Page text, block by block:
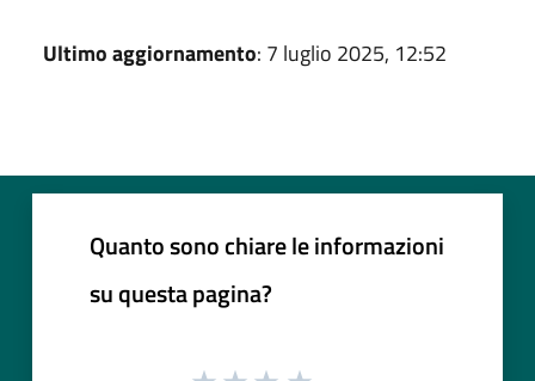
Ultimo aggiornamento: 7 luglio 2025, 12:52
Quanto sono chiare le informazioni
su questa pagina?